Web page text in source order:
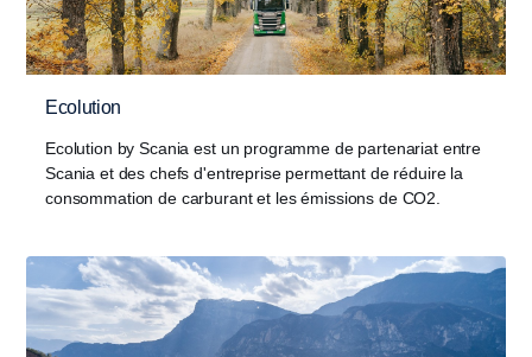
Ecolution
Ecolution by Scania est un programme de partenariat entre
Scania et des chefs d'entreprise permettant de réduire la
consommation de carburant et les émissions de CO2.